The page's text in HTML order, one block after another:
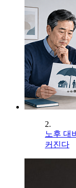
2.
노후 대
커진다